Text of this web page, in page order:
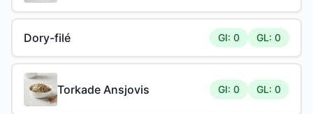
Dory-filé GI: 0 GL: 0
Torkade Ansjovis GI: 0 GL: 0